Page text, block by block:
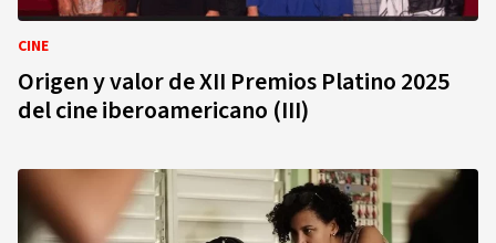
CINE
Origen y valor de XII Premios Platino 2025
del cine iberoamericano (III)